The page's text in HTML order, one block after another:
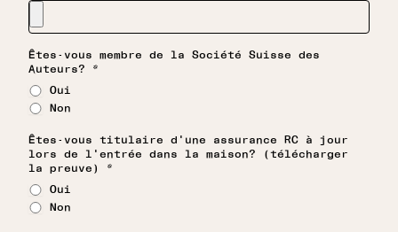
Êtes-vous membre de la Société Suisse des
Auteurs?
*
Oui
Non
Êtes-vous titulaire d'une assurance RC à jour
lors de l'entrée dans la maison? (télécharger
la preuve)
*
Oui
Non